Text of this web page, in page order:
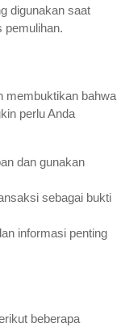
digunakan saat
pemulihan.
membuktikan bahwa
perlu Anda
dan gunakan
sebagai bukti
informasi penting
beberapa